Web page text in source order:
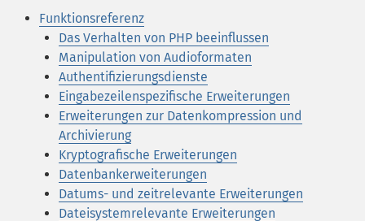
Funktionsreferenz
Das Verhalten von PHP beeinflussen
Manipulation von Audioformaten
Authentifizierungsdienste
Eingabezeilenspezifische Erweiterungen
Erweiterungen zur Datenkompression und
Archivierung
Kryptografische Erweiterungen
Datenbankerweiterungen
Datums- und zeitrelevante Erweiterungen
Dateisystemrelevante Erweiterungen